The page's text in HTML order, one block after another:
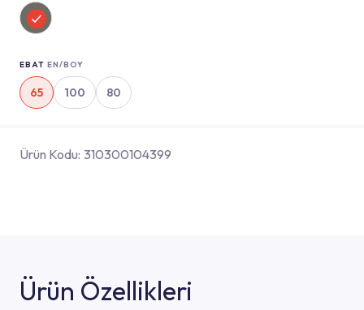
EBAT EN/BOY
65 100 80
Ürün Kodu: 310300104399
Ürün Özellikleri